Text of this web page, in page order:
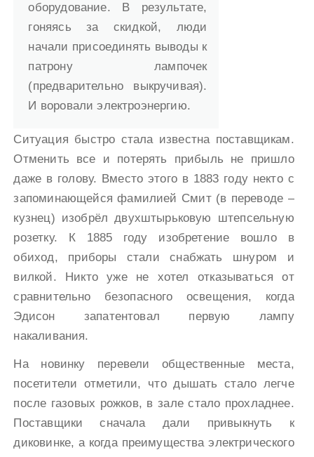
оборудование. В результате,
гоняясь за скидкой, люди
начали присоединять выводы к
патрону лампочек
(предварительно выкручивая).
И воровали электроэнергию.
Ситуация быстро стала известна поставщикам.
Отменить все и потерять прибыль не пришло
даже в голову. Вместо этого в 1883 году некто с
запоминающейся фамилией Смит (в переводе –
кузнец) изобрёл двухштырьковую штепсельную
розетку. К 1885 году изобретение вошло в
обиход, приборы стали снабжать шнуром и
вилкой. Никто уже не хотел отказываться от
сравнительно безопасного освещения, когда
Эдисон запатентовал первую лампу
накаливания.
На новинку перевели общественные места,
посетители отметили, что дышать стало легче
после газовых рожков, в зале стало прохладнее.
Поставщики сначала дали привыкнуть к
диковинке, а когда преимущества электрического